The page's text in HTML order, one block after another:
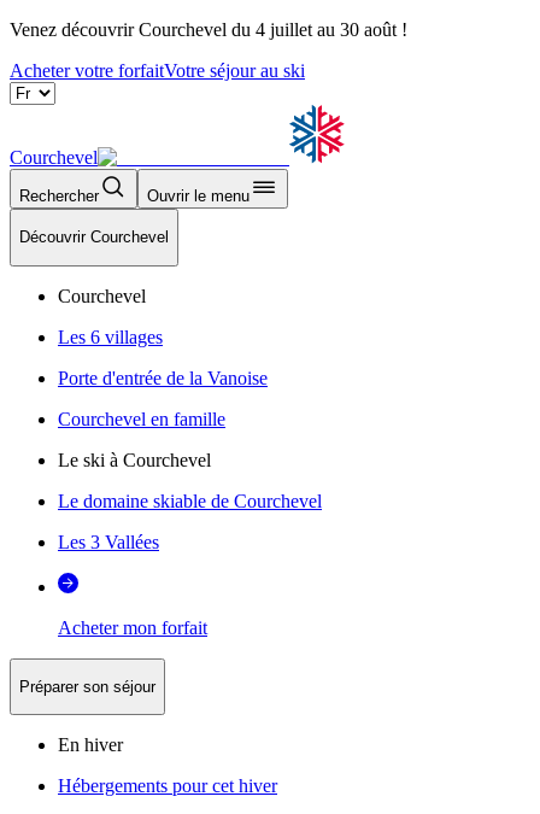
Venez découvrir Courchevel du 4 juillet au 30 août !
Acheter votre forfaitVotre séjour au ski
Courchevel
Rechercher Ouvrir le menu
Découvrir Courchevel
Courchevel
Les 6 villages
Porte d'entrée de la Vanoise
Courchevel en famille
Le ski à Courchevel
Le domaine skiable de Courchevel
Les 3 Vallées
Acheter mon forfait
Préparer son séjour
En hiver
Hébergements pour cet hiver